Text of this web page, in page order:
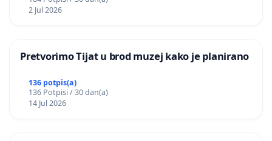
2 Jul 2026
Pretvorimo Tijat u brod muzej kako je planirano
136 potpis(a)
136 Potpisi / 30 dan(a)
14 Jul 2026